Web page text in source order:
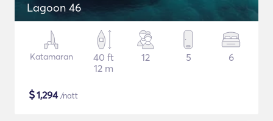
Lagoon 46
Katamaran
40 ft
12 m
12 5 6
$1,294/natt